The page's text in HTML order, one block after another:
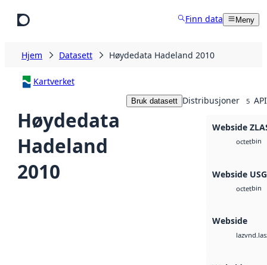
Finn data Meny
Hjem Datasett Høydedata Hadeland 2010
Kartverket
Høydedata
Hadeland
2010
Bruk datasett Distribusjoner 5
Webside
octetbin
Webside
octetbin
Webside
laz